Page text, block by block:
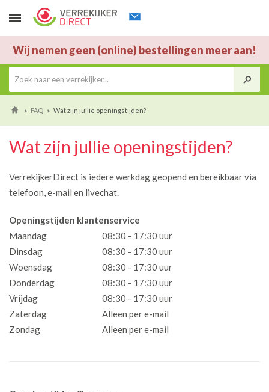
Wij nemen geen (online) bestellingen meer aan!
FAQ Wat zijn jullie openingstijden?
Wat zijn jullie openingstijden?
VerrekijkerDirect is iedere werkdag geopend en bereikbaar via
telefoon, e-mail en livechat.
Openingstijden klantenservice
Maandag
08:30 - 17:30 uur
Dinsdag
08:30 - 17:30 uur
Woensdag
08:30 - 17:30 uur
Donderdag
08:30 - 17:30 uur
Vrijdag
08:30 - 17:30 uur
Zaterdag
Alleen per e-mail
Zondag
Alleen per e-mail